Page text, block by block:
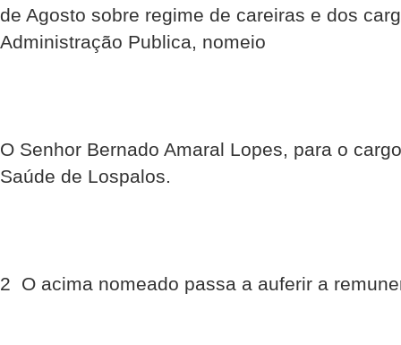
de Agosto sobre regime de careiras e dos
Administração Publica, nomeio
O Senhor Bernado Amaral Lopes, para o
Saúde de Lospalos.
2  O acima nomeado passa a auferir a